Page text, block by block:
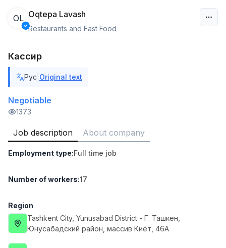
6,000,000 - 8,000,000 sum
ASIAN
Shop Assistant
3,000,000 - 6,000,000 sum
Full time job
Ish joyidan
Sales agent
7,000,000 - 15,000,000 sum /
VITAREX
Side job
Ish joyidan
OL Oqtepa Lavash
Restaurants and Fast Food
Кассир
Рус Original text
Negotiable
1373
Job description About company
Employment type:Full time job
Number of workers:17
Region
Tashkent City, Yunusabad District - Г. Ташкен,
Юнусабадский район, массив Киёт, 46А